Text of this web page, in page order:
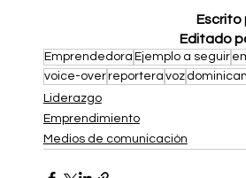
Escrito
Editado
Emprendedora Ejemplo a seguir
voice-overreportera voz
Liderazgo
Emprendimiento
Medios de comunicación